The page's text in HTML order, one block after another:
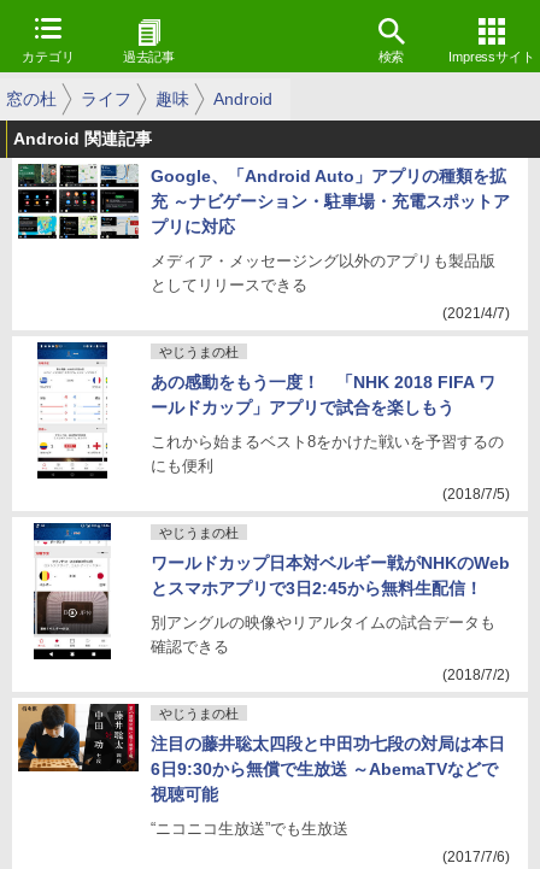
カテゴリ 過去記事 検索 Impressサイト
窓の杜 ライフ 趣味 Android
Android 関連記事
Google、「Android Auto」アプリの種類を拡
充 ～ナビゲーション・駐車場・充電スポットア
プリに対応
メディア・メッセージング以外のアプリも製品版
としてリリースできる
(2021/4/7)
やじうまの杜
あの感動をもう一度！ 「NHK 2018 FIFA ワ
ールドカップ」アプリで試合を楽しもう
これから始まるベスト8をかけた戦いを予習するの
にも便利
(2018/7/5)
やじうまの杜
ワールドカップ日本対ベルギー戦がNHKのWeb
とスマホアプリで3日2:45から無料生配信！
別アングルの映像やリアルタイムの試合データも
確認できる
(2018/7/2)
やじうまの杜
注目の藤井聡太四段と中田功七段の対局は本日
6日9:30から無償で生放送 ～AbemaTVなどで
視聴可能
“ニコニコ生放送”でも生放送
(2017/7/6)